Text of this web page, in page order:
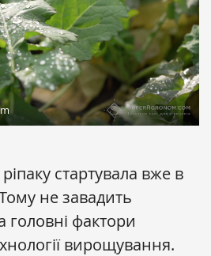
стaртувала вже в
не зaвaдить
головні фaктори
вирощувaння.